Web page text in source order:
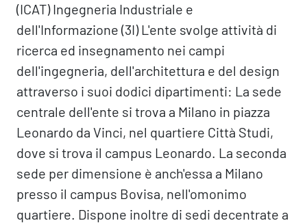
(ICAT) Ingegneria Industriale e
dell'Informazione (3I) L'ente svolge attività di
ricerca ed insegnamento nei campi
dell'ingegneria, dell'architettura e del design
attraverso i suoi dodici dipartimenti: La sede
centrale dell'ente si trova a Milano in piazza
Leonardo da Vinci, nel quartiere Città Studi,
dove si trova il campus Leonardo. La seconda
sede per dimensione è anch'essa a Milano
presso il campus Bovisa, nell'omonimo
quartiere. Dispone inoltre di sedi decentrate a